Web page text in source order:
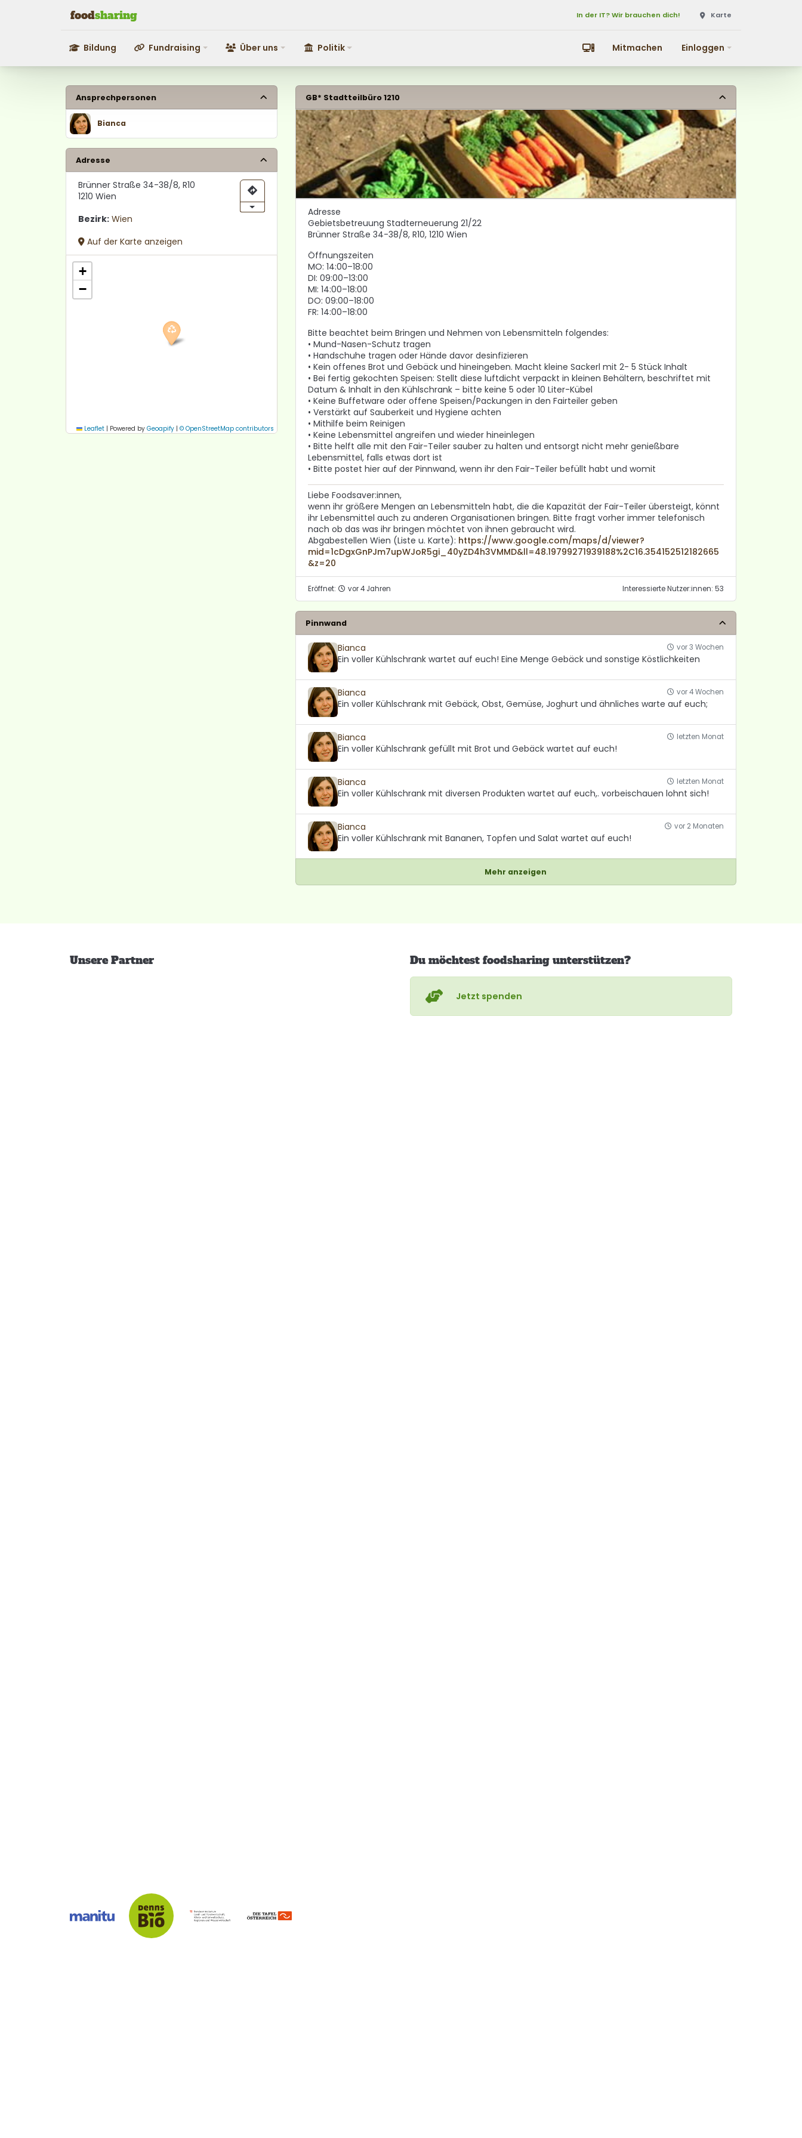
foodsharing In der IT? Wir brauchen dich!
In der IT? Wir brauchen dich! Karte
Karte
Bildung Fundraising
Fundraising Über uns
Über uns Politik
Politik Mitmachen
Mitmachen Einloggen
Einloggen
Ansprechpersonen
Bianca
Adresse
Brünner Straße 34-38/8, R10
1210 Wien
Bezirk: Wien
Auf der Karte anzeigen
+
−
Leaflet | Powered by Geoapify| © OpenStreetMap contributors
GB* Stadtteilbüro 1210
Adresse
Gebietsbetreuung Stadterneuerung 21/22
Brünner Straße 34-38/8, R10, 1210 Wien
Öffnungszeiten
MO: 14:00–18:00
DI: 09:00–13:00
MI: 14:00–18:00
DO: 09:00–18:00
FR: 14:00–18:00
Bitte beachtet beim Bringen und Nehmen von Lebensmitteln folgendes:
• Mund-Nasen-Schutz tragen
• Handschuhe tragen oder Hände davor desinfizieren
• Kein offenes Brot und Gebäck und hineingeben. Macht kleine Sackerl mit 2- 5 Stück Inhalt
• Bei fertig gekochten Speisen: Stellt diese luftdicht verpackt in kleinen Behältern, beschriftet mit
Datum & Inhalt in den Kühlschrank – bitte keine 5 oder 10 Liter-Kübel
• Keine Buffetware oder offene Speisen/Packungen in den Fairteiler geben
• Verstärkt auf Sauberkeit und Hygiene achten
• Mithilfe beim Reinigen
• Keine Lebensmittel angreifen und wieder hineinlegen
• Bitte helft alle mit den Fair-Teiler sauber zu halten und entsorgt nicht mehr genießbare
Lebensmittel, falls etwas dort ist
• Bitte postet hier auf der Pinnwand, wenn ihr den Fair-Teiler befüllt habt und womit
Liebe Foodsaver:innen,
wenn ihr größere Mengen an Lebensmitteln habt, die die Kapazität der Fair-Teiler übersteigt, könnt
ihr Lebensmittel auch zu anderen Organisationen bringen. Bitte fragt vorher immer telefonisch
nach ob das was ihr bringen möchtet von ihnen gebraucht wird.
Abgabestellen Wien (Liste u. Karte): https://www.google.com/maps/d/viewer?
mid=1cDgxGnPJm7upWJoR5gi_40yZD4h3VMMD&ll=48.19799271939188%2C16.354152512182665
&z=20
Eröffnet: vor 4 Jahren Interessierte Nutzer:innen: 53
Pinnwand
Bianca vor 3 Wochen
Ein voller Kühlschrank wartet auf euch! Eine Menge Gebäck und sonstige Köstlichkeiten
Bianca vor 4 Wochen
Ein voller Kühlschrank mit Gebäck, Obst, Gemüse, Joghurt und ähnliches warte auf euch;
Bianca letzten Monat
Ein voller Kühlschrank gefüllt mit Brot und Gebäck wartet auf euch!
Bianca letzten Monat
Ein voller Kühlschrank mit diversen Produkten wartet auf euch,. vorbeischauen lohnt sich!
Bianca vor 2 Monaten
Ein voller Kühlschrank mit Bananen, Topfen und Salat wartet auf euch!
Mehr anzeigen
Unsere Partner Du möchtest foodsharing unterstützen?
Jetzt spenden